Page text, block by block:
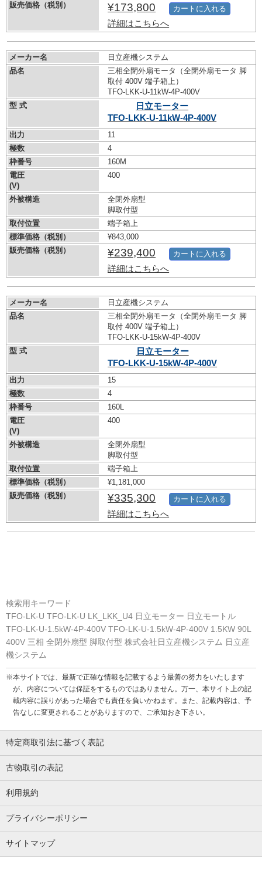
販売価格（税別）
¥173,800
詳細はこちらへ
カートに入れる
メーカー名
日立産機システム
品名
三相全閉外扇モータ（全閉外扇モータ 脚
取付 400V 端子箱上）
TFO-LKK-U-11kW-4P-400V
型 式
日立モーター
TFO-LKK-U-11kW-4P-400V
出力
11
極数
4
枠番号
160M
電圧
(V)
400
外被構造
全閉外扇型
脚取付型
取付位置
端子箱上
標準価格（税別）
¥843,000
販売価格（税別）
¥239,400
詳細はこちらへ
カートに入れる
メーカー名
日立産機システム
品名
三相全閉外扇モータ（全閉外扇モータ 脚
取付 400V 端子箱上）
TFO-LKK-U-15kW-4P-400V
型 式
日立モーター
TFO-LKK-U-15kW-4P-400V
出力
15
極数
4
枠番号
160L
電圧
(V)
400
外被構造
全閉外扇型
脚取付型
取付位置
端子箱上
標準価格（税別）
¥1,181,000
販売価格（税別）
¥335,300
詳細はこちらへ
カートに入れる
検索用キーワード
TFO-LK-U TFO-LK-U LK_LKK_U4 日立モーター 日立モートル
TFO-LK-U-1.5kW-4P-400V TFO-LK-U-1.5kW-4P-400V 1.5KW 90L
400V 三相 全閉外扇型 脚取付型 株式会社日立産機システム 日立産
機システム
※本サイトでは、最新で正確な情報を記載するよう最善の努力をいたします
が、内容については保証をするものではありません。万一、本サイト上の記
載内容に誤りがあった場合でも責任を負いかねます。また、記載内容は、予
告なしに変更されることがありますので、ご承知おき下さい。
特定商取引法に基づく表記
古物取引の表記
利用規約
プライバシーポリシー
サイトマップ